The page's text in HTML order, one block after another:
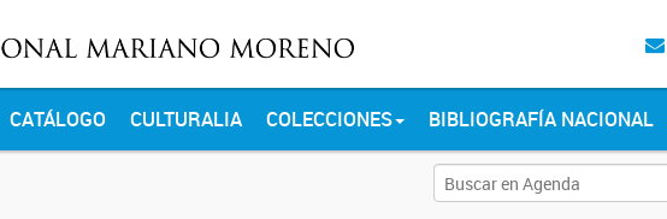
CATÁLOGO CULTURALIA COLECCIONES BIBLIOGRAFÍA NACIONAL